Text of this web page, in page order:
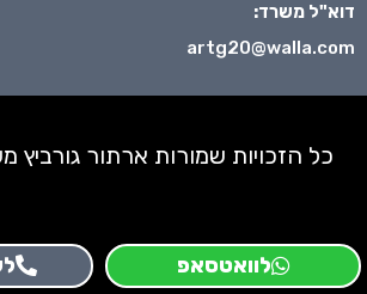
דוא"ל משרד:
artg20@walla.com
כל הזכויות שמורות ארתור גורביץ
לוואטסאפ